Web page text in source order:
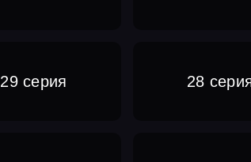
29 серия 28